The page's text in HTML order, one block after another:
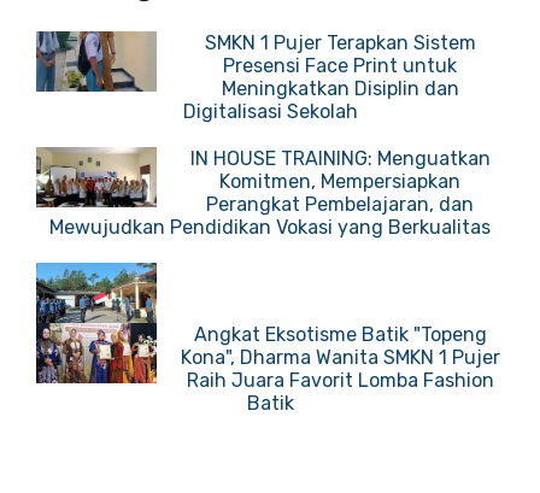
SMKN 1 Pujer Terapkan Sistem
Presensi Face Print untuk
Meningkatkan Disiplin dan
Digitalisasi Sekolah
IN HOUSE TRAINING: Menguatkan
Komitmen, Mempersiapkan
Perangkat Pembelajaran, dan
Mewujudkan Pendidikan Vokasi yang Berkualitas
Angkat Eksotisme Batik "Topeng
Kona", Dharma Wanita SMKN 1 Pujer
Raih Juara Favorit Lomba Fashion
Batik